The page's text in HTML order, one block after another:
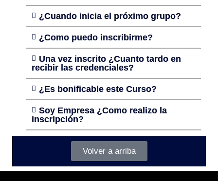
¿Cuando inicia el próximo grupo?
¿Como puedo inscribirme?
Una vez inscrito ¿Cuanto tardo en
recibir las credenciales?
¿Es bonificable este Curso?
Soy Empresa ¿Como realizo la
inscripción?
Volver a arriba